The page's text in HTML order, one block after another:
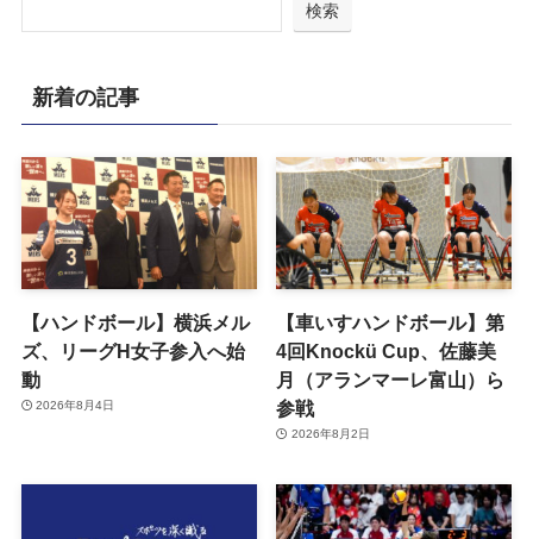
検索
新着の記事
【ハンドボール】横浜メル
ズ、リーグH女子参入へ始
動
2026年8月4日
【車いすハンドボール】第
4回Knockü Cup、佐藤美
月（アランマーレ富山）ら
参戦
2026年8月2日